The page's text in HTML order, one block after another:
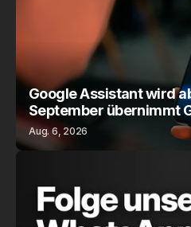
Google Assistant wird
September übernimmt
Aug. 6, 2026